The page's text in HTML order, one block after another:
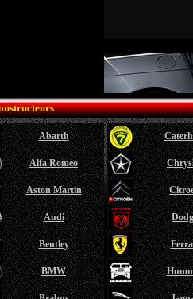
Abarth
Alfa Romeo
Aston Martin
Audi
Bentley
BMW